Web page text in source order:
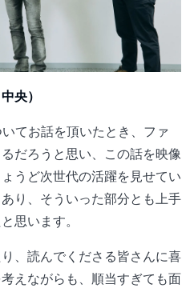
央）
てお話を頂いたとき、ファ
だろうと思い、この話を映像
うど次世代の活躍を見せてい
り、そういった部分とも上手
思います。
、読んでくださる皆さんに喜
えながらも、順当すぎても面